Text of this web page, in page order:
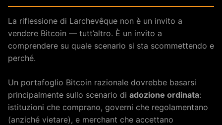
La riflessione di Larchevêque non è un invito a
vendere Bitcoin — tutt’altro. È un invito a
comprendere su quale scenario si sta scommettendo e
perché.
Un portafoglio Bitcoin razionale dovrebbe basarsi
principalmente sullo scenario di adozione ordinata:
istituzioni che comprano, governi che regolamentano
(anziché vietare), e merchant che accettano